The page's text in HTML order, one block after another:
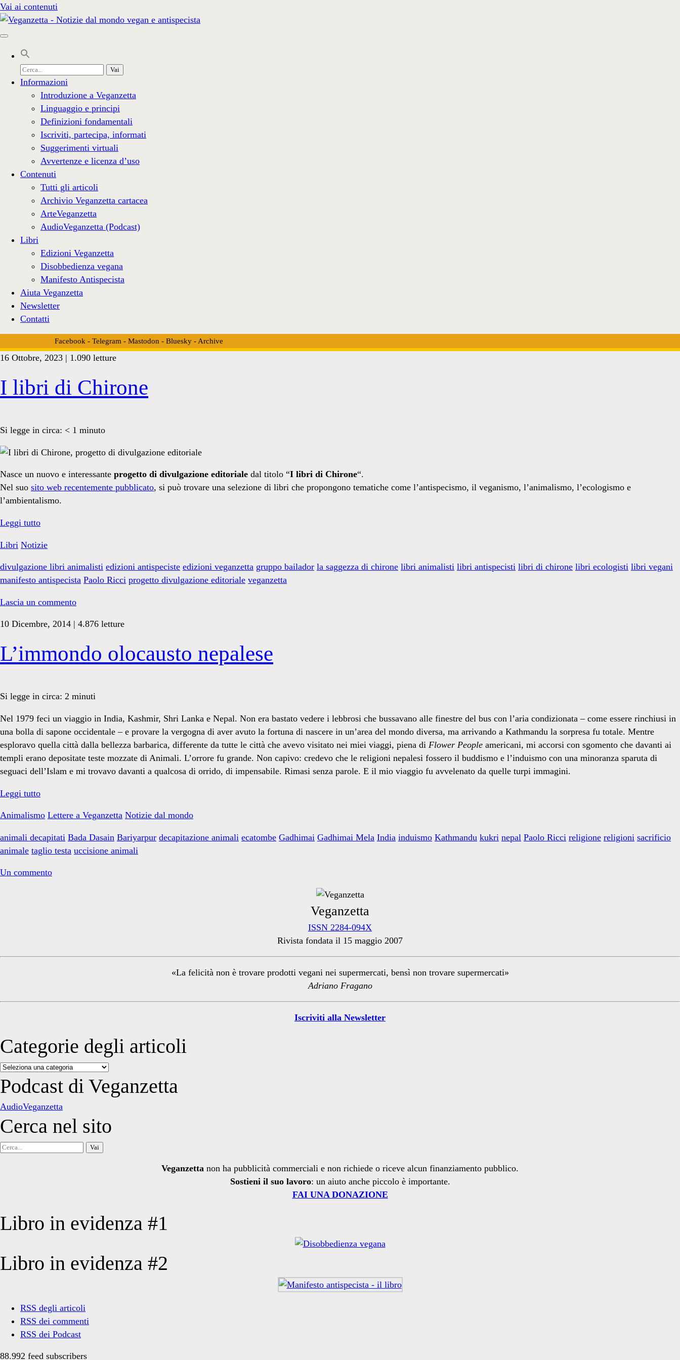
Vai ai contenuti
Cerca
per:
Informazioni
Introduzione a Veganzetta
Linguaggio e principi
Definizioni fondamentali
Iscriviti, partecipa, informati
Suggerimenti virtuali
Avvertenze e licenza d’uso
Contenuti
Tutti gli articoli
Archivio Veganzetta cartacea
ArteVeganzetta
AudioVeganzetta (Podcast)
Libri
Edizioni Veganzetta
Disobbedienza vegana
Manifesto Antispecista
Aiuta Veganzetta
Newsletter
Contatti
Facebook - Telegram - Mastodon - Bluesky- Archive
Tag:
Ricci</span>
16 Ottobre, 2023 | 1.090 letture
I libri di Chirone
Si legge in circa: < 1 minuto
Nasce un nuovo e interessante progetto di divulgazione editoriale dal titolo “I libri di Chirone“.
Nel suo sito web recentemente pubblicato, si può trovare una selezione di libri che propongono tematiche come l’antispecismo, il veganismo, l’animalismo, l’ecologismo e
l’ambientalismo.
Leggi tuttoI
di
Chirone
Libri Notizie
divulgazione libri animalisti edizioni antispeciste edizioni veganzetta gruppo bailador la saggezza di chirone libri animalisti libri antispecisti libri di chirone libri ecologisti libri vegani
manifesto antispecista Paolo Ricci progetto divulgazione editoriale veganzetta
Lascia un commento
10 Dicembre, 2014 | 4.876 letture
L’immondo olocausto nepalese
Si legge in circa: 2 minuti
Nel 1979 feci un viaggio in India, Kashmir, Shri Lanka e Nepal. Non era bastato vedere i lebbrosi che bussavano alle finestre del bus con l’aria condizionata – come essere rinchiusi in
una bolla di sapone occidentale – e provare la vergogna di aver avuto la fortuna di nascere in un’area del mondo diversa, ma arrivando a Kathmandu la sorpresa fu totale. Mentre
esploravo quella città dalla bellezza barbarica, differente da tutte le città che avevo visitato nei miei viaggi, piena di Flower People americani, mi accorsi con sgomento che davanti ai
templi erano depositate teste mozzate di Animali. L’orrore fu grande. Non capivo: credevo che le religioni nepalesi fossero il buddismo e l’induismo con una minoranza sparuta di
seguaci dell’Islam e mi trovavo davanti a qualcosa di orrido, di impensabile. Rimasi senza parole. E il mio viaggio fu avvelenato da quelle turpi immagini.
Leggi tuttoL’immondo
nepalese
Animalismo Lettere a Veganzetta Notizie dal mondo
animali decapitati Bada Dasain Bariyarpur decapitazione animali ecatombe Gadhimai Gadhimai Mela India induismo Kathmandu kukri nepal Paolo Ricci religione religioni sacrificio
animale taglio testa uccisione animali
Un commento
Sidebar
Veganzetta
ISSN 2284-094X
Rivista fondata il 15 maggio 2007
«La felicità non è trovare prodotti vegani nei supermercati, bensì non trovare supermercati»
Adriano Fragano
Iscriviti alla Newsletter
Categorie degli articoli
Categorie
degli
articoli
Podcast di Veganzetta
AudioVeganzetta
Cerca nel sito
Cerca
Veganzetta non ha pubblicità commerciali e non richiede o riceve alcun finanziamento pubblico.
Sostieni il suo lavoro: un aiuto anche piccolo è importante.
FAI UNA DONAZIONE
Libro in evidenza #1
Libro in evidenza #2
RSS degli articoli
RSS dei commenti
RSS dei Podcast
88.992 feed subscribers